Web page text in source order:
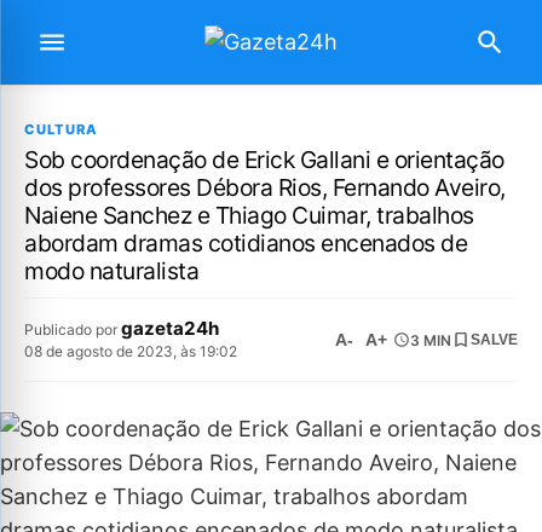
CULTURA
Sob coordenação de Erick Gallani e orientação
dos professores Débora Rios, Fernando Aveiro,
Naiene Sanchez e Thiago Cuimar, trabalhos
abordam dramas cotidianos encenados de
modo naturalista
Publicado por gazeta24h
08 de agosto de 2023, às 19:02
A- A+ 3 MIN SALVE